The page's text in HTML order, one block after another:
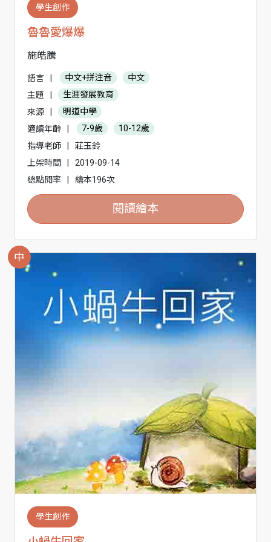
學生創作
魯魯愛爆爆
施皓騰
語言 中文+拼注音
中文
主題
生涯發展教育
來源
明道中學
適讀年齡
7-9歲
10-12歲
指導老師
莊玉鈴
上架時間
2019-09-14
總點閱率
繪本196次
閱讀繪本
中
學生創作